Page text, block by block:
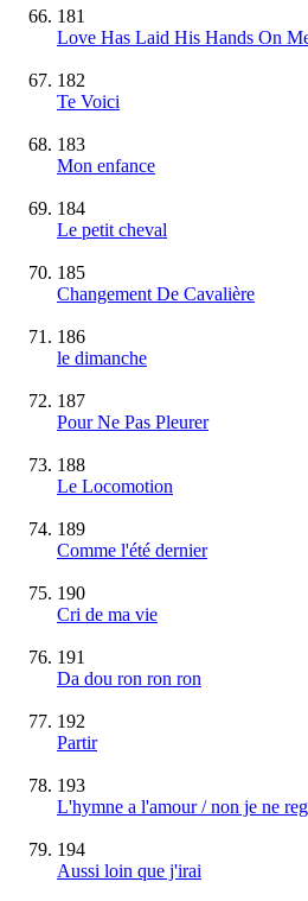
181
Love Has Laid His Hands On
182
Te Voici
183
Mon enfance
184
Le petit cheval
185
Changement De Cavalière
186
le dimanche
187
Pour Ne Pas Pleurer
188
Le Locomotion
189
Comme l'été dernier
190
Cri de ma vie
191
Da dou ron ron ron
192
Partir
193
L'hymne a l'amour / non je ne
194
Aussi loin que j'irai